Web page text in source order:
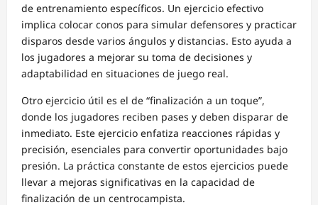
de entrenamiento específicos. Un ejercicio efectivo
implica colocar conos para simular defensores y practicar
disparos desde varios ángulos y distancias. Esto ayuda a
los jugadores a mejorar su toma de decisiones y
adaptabilidad en situaciones de juego real.
Otro ejercicio útil es el de “finalización a un toque”,
donde los jugadores reciben pases y deben disparar de
inmediato. Este ejercicio enfatiza reacciones rápidas y
precisión, esenciales para convertir oportunidades bajo
presión. La práctica constante de estos ejercicios puede
llevar a mejoras significativas en la capacidad de
finalización de un centrocampista.